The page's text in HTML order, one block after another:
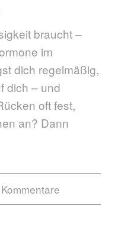
braucht –
im
dich regelmäßig,
dich – und
oft fest,
an? Dann